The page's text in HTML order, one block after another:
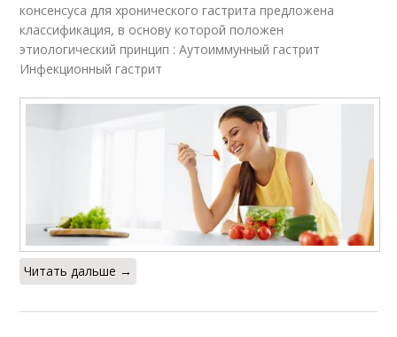
консенсуса для хронического гастрита предложена
классификация, в основу которой положен
этиологический принцип : Аутоиммунный гастрит
Инфекционный гастрит
Читать дальше →